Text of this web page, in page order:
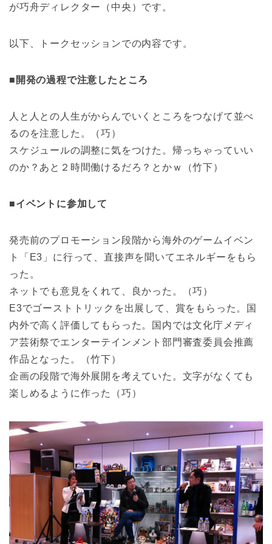
が巧舟ディレクター（中央）です。
以下、トークセッションでの内容です。
■開発の過程で注意したところ
人と人との人生がからんでいくところをつなげて並べ
るのを注意した。（巧）
スケジュールの調整に気をつけた。帰っちゃっていい
のか？あと２時間働けるだろ？とかｗ（竹下）
■イベントに参加して
発売前のプロモーション段階から海外のゲームイベン
ト「E3」に行って、直接声を聞いてエネルギーをもら
った。
ネットでも意見をくれて、良かった。（巧）
E3でゴーストトリックを出展して、賞をもらった。国
内外で高く評価してもらった。国内では文化庁メディ
ア芸術祭でエンターテインメント部門審査委員会推薦
作品となった。（竹下）
企画の段階で海外展開を考えていた。文字がなくても
楽しめるように作った（巧）